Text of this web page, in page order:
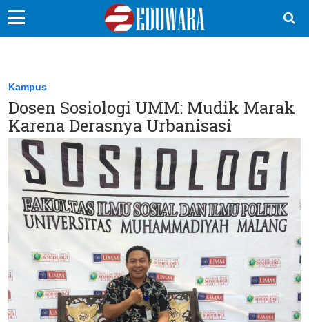
Sekolah Kita
Vokasi
Kampus
Idea
Sains
EduDana
Ikuti Kami di:
Kampus
Dosen Sosiologi UMM: Mudik Marak
Karena Derasnya Urbanisasi